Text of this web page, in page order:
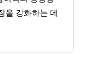
을 강화하는 데